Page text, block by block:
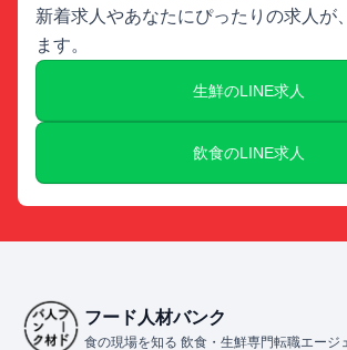
新着求人やあなたにぴったりの求人が
ます。
生鮮のLINE求人
飲食のLINE求人
フード人材バンク
食の現場を知る 飲食・生鮮専門転職エージ